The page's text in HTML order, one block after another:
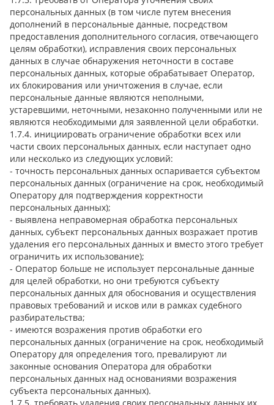
персональных данных (в том числе путем внесения
дополнений в персональные данные, посредством
предоставления дополнительного согласия, отвечающего
целям обработки), исправления своих персональных
данных в случае обнаружения неточности в составе
персональных данных, которые обрабатывает Оператор,
их блокирования или уничтожения в случае, если
персональные данные являются неполными,
устаревшими, неточными, незаконно полученными или не
являются необходимыми для заявленной цели обработки.
1.7.4. инициировать ограничение обработки всех или
части своих персональных данных, если наступает одно
или несколько из следующих условий:
- точность персональных данных оспаривается субъектом
персональных данных (ограничение на срок, необходимый
Оператору для подтверждения корректности
персональных данных);
- выявлена неправомерная обработка персональных
данных, субъект персональных данных возражает против
удаления его персональных данных и вместо этого требует
ограничить их использование);
- Оператор больше не использует персональные данные
для целей обработки, но они требуются субъекту
персональных данных для обоснования и осуществления
правовых требований и исков или в рамках судебного
разбирательства;
- имеются возражения против обработки его
персональных данных (ограничение на срок, необходимый
Оператору для определения того, превалируют ли
законные основания Оператора для обработки
персональных данных над основаниями возражения
субъекта персональных данных).